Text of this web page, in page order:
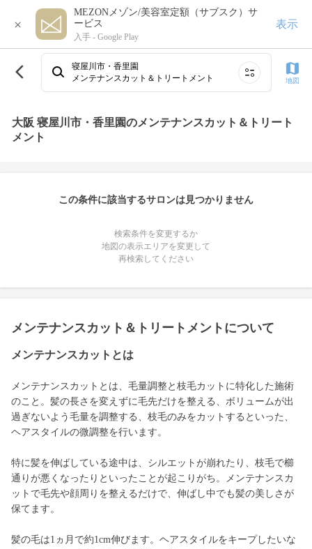
×
MEZONメゾン/美容室定額（サブスク）サ
ービス
入手 - Google Play
表示
寝屋川市・香里園
メンテナンスカット＆トリートメント
地図
大阪 寝屋川市・香里園のメンテナンスカット＆トリート
メント
この条件に該当するサロンは見つかりません
検索条件を変更するか
地図の表示エリアを変更して
再検索してください
メンテナンスカット＆トリートメントについて
メンテナンスカットとは
メンテナンスカットとは、毛量調整と枝毛カットに特化した施術
のこと。髪の長さを変えずに毛先だけを整える、ボリュームが出
過ぎないよう毛量を調整する、枝毛のみをカットするといった、
ヘアスタイルの微調整を行います。
特に髪を伸ばしている途中は、シルエットが崩れたり、枝毛で櫛
通りが悪くなったりといったことが起こりがち。メンテナンスカ
ットで毛先や顔周りを整えるだけで、伸ばし中でも髪の美しさが
保てます。
髪の毛は1ヵ月で約1cm伸びます。ヘアスタイルをキープしたいな